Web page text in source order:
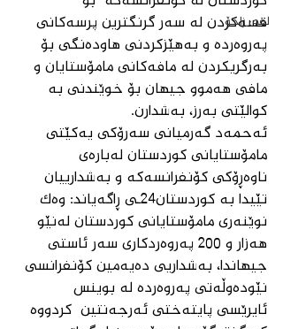
لقی زاخۆ
قسەکردن له سەر گرنگترین پرسەکانی
پەروەردە و بەهێزکردنی هاودەنگی بۆ
بەرگریکردن لە مافەکانی مامۆستایان و
مافی هەموو جیهان بۆ خوێندنی بە
کوالێتی بەرز، بەشدارن.
ئەحمەد گەرمیانی سەرۆکی یەکێتی
مامۆستایانی کوردستان لەبارەی
ناوەڕۆکی کۆنفرانسەکە و بەشدارییان
تێیدا بە کوردستان24ـی ڕاگەیاند: وەک
نوێنەری مامۆستایانی کوردستان لەنێو
هەزار و 200 پەروەردکاری سەر ئاستی
جیهاندا، بەشداریی دەیەمین کۆنفرانسی
نێودەوڵەتی پەروەردە لە بوینس
ئایرێسی پایتەختی ئەرجەنتین  کردووە